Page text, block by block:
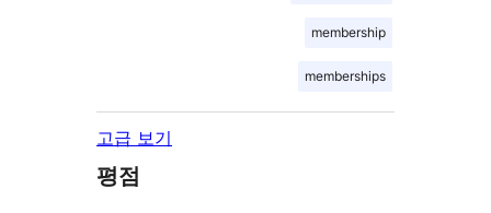
membership
memberships
고급 보기
평점